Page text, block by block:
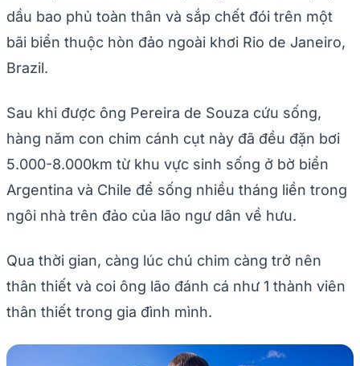
dầu bao phủ toàn thân và sắp chết đói trên một
bãi biển thuộc hòn đảo ngoài khơi Rio de Janeiro,
Brazil.
Sau khi được ông Pereira de Souza cứu sống,
hàng năm con chim cánh cụt này đã đều đặn bơi
5.000-8.000km từ khu vực sinh sống ở bờ biển
Argentina và Chile để sống nhiều tháng liền trong
ngôi nhà trên đảo của lão ngư dân về hưu.
Qua thời gian, càng lúc chú chim càng trở nên
thân thiết và coi ông lão đánh cá như 1 thành viên
thân thiết trong gia đình mình.